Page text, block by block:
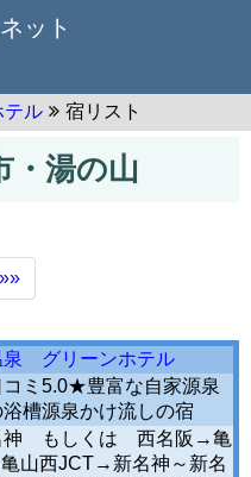
ット
テル 宿リスト
・湯の山
»»
泉 グリーンホテル
コミ5.0★豊富な自家源泉
槽源泉かけ流しの宿
神 もしくは 西名阪→亀
山西JCT→新名神～新名